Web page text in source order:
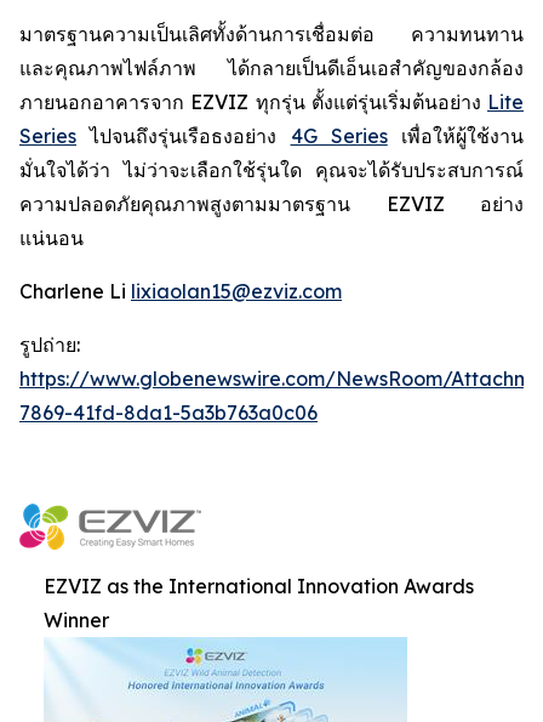
มาตรฐานความเป็นเลิศทั้งด้านการเชื่อมต่อ ความทนทาน
และคุณภาพไฟล์ภาพ ได้กลายเป็นดีเอ็นเอสำคัญของกล้อง
ภายนอกอาคารจาก EZVIZ ทุกรุ่น ตั้งแต่รุ่นเริ่มต้นอย่าง Lite
Series ไปจนถึงรุ่นเรือธงอย่าง 4G Seriesเพื่อให้ผู้ใช้งาน
มั่นใจได้ว่า ไม่ว่าจะเลือกใช้รุ่นใด คุณจะได้รับประสบการณ์
ความปลอดภัยคุณภาพสูงตามมาตรฐาน EZVIZ อย่าง
แน่นอน
Charlene Li lixiaolan15@ezviz.com
รูปถ่าย:
https://www.globenewswire.com/NewsRoom/
7869-41fd-8da1-5a3b763a0c06
EZVIZ as the International Innovation Awards
Winner